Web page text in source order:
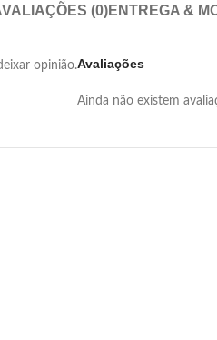
(0)ENTREGA &
Avaliações
Ainda não existem
opinião.